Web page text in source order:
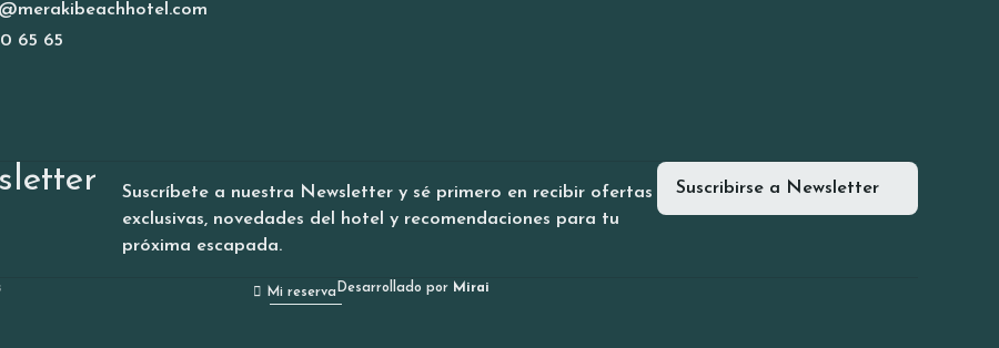
65 65
Suscríbete a nuestra Newsletter y sé primero en recibir ofertas
exclusivas, novedades del hotel y recomendaciones para tu
próxima escapada.
Suscribirse a Newsletter
Mi reservaDesarrollado por Mirai